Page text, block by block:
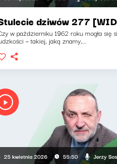
dziwów 277
w październiku 1962 roku mogła się
– takiej, jaką znamy,...
25 kwietnia 2026 55:50 Jerzy